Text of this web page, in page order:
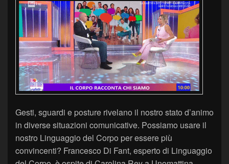
Gesti, sguardi e posture rivelano il nostro stato d’animo
in diverse situazioni comunicative. Possiamo usare il
nostro Linguaggio del Corpo per essere più
convincenti? Francesco Di Fant, esperto di Linguaggio